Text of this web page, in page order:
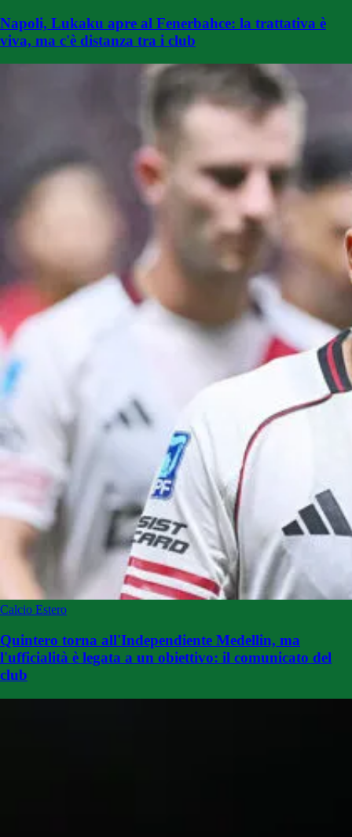
Napoli, Lukaku apre al Fenerbahce: la trattativa è
viva, ma c'è distanza tra i club
Calcio Estero
Quintero torna all'Independiente Medellin, ma
l'ufficialità è legata a un obiettivo: il comunicato del
club